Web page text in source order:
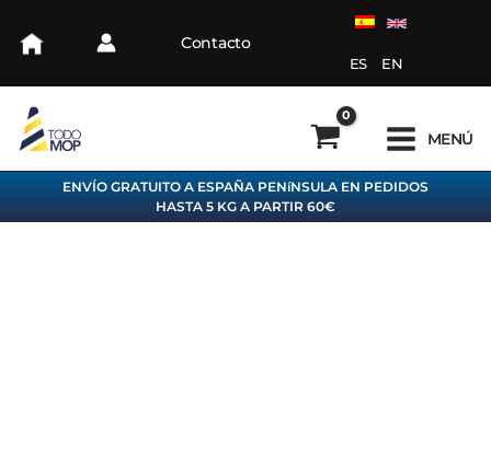
Contacto
ES EN
MENÚ
ENVÍO GRATUITO A ESPAÑA PENíNSULA EN PEDIDOS
HASTA 5 KG A PARTIR 60€